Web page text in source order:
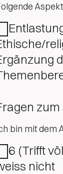
bin mit dem
6 (Trifft
nicht